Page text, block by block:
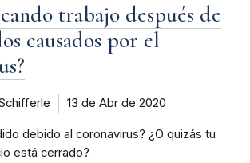
trabajo después de
causados por el
13 de Abr de 2020
debido al coronavirus? ¿O quizás tu
está cerrado?